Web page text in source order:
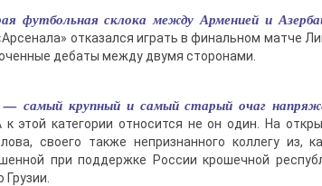
футбольная склока между Арменией и
отказался играть в финальном матче
дебаты между двумя сторонами.
самый крупный и самый старый очаг
к этой категории относится не он один. На
своего также непризнанного коллегу из,
при поддержке России крошечной